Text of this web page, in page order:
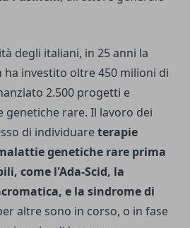
degli italiani, in 25 anni la
ha investito oltre 450 milioni di
2.500 progetti e
genetiche rare. Il lavoro dei
di individuareterapie
genetiche rare prima
come l'Ada-Scid, la
e la sindrome di
altre sono in corso, o in fase